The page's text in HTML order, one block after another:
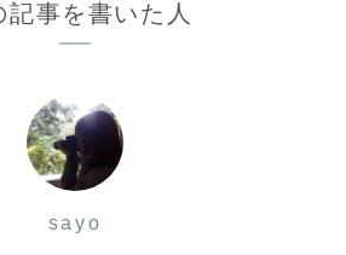
記事を書いた人
sayo